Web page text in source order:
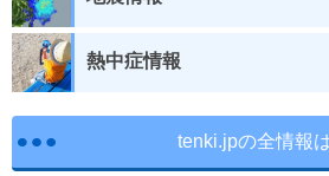
熱中症情報
tenki.jpの全情報